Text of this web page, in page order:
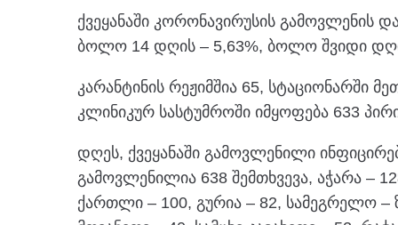
ქვეყანაში კორონავირუსის გამოვლენის
ბოლო 14 დღის – 5,63%, ბოლო შვიდი
კარანტინის რეჟიმშია 65, სტაციონარში
კლინიკურ სასტუმროში იმყოფება 633
დღეს, ქვეყანაში გამოვლენილი
გამოვლენილია 638 შემთხვევა, აჭარა –
ქართლი – 100, გურია – 82, სამეგრელო –